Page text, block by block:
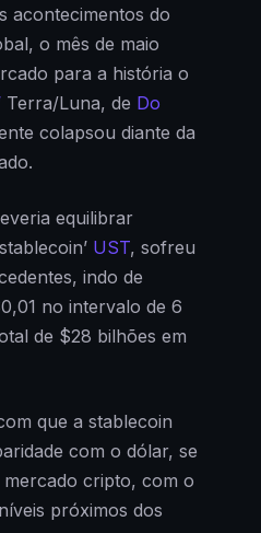
acontecimentos do
o mês de maio
para a história o
Terra/Luna, de Do
colapsou diante da
equilibrar
UST, sofreu
indo de
no intervalo de 6
de $28 bilhões em
que a stablecoin
com o dólar, se
cripto, com o
próximos dos